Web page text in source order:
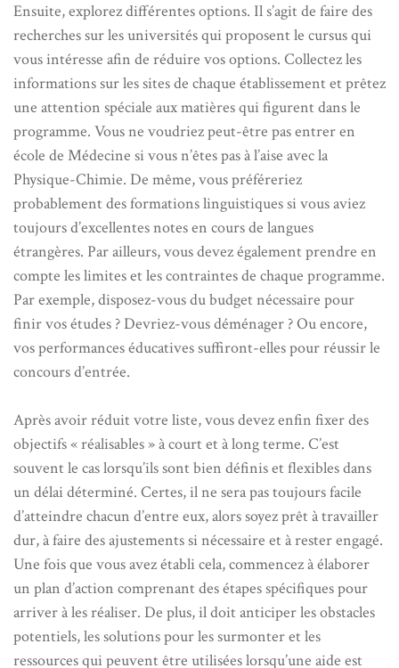
Ensuite, explorez différentes options. Il s’agit de faire des
recherches sur les universités qui proposent le cursus qui
vous intéresse afin de réduire vos options. Collectez les
informations sur les sites de chaque établissement et prêtez
une attention spéciale aux matières qui figurent dans le
programme. Vous ne voudriez peut-être pas entrer en
école de Médecine si vous n’êtes pas à l’aise avec la
Physique-Chimie. De même, vous préféreriez
probablement des formations linguistiques si vous aviez
toujours d’excellentes notes en cours de langues
étrangères. Par ailleurs, vous devez également prendre en
compte les limites et les contraintes de chaque programme.
Par exemple, disposez-vous du budget nécessaire pour
finir vos études ? Devriez-vous déménager ? Ou encore,
vos performances éducatives suffiront-elles pour réussir le
concours d’entrée.
Après avoir réduit votre liste, vous devez enfin fixer des
objectifs « réalisables » à court et à long terme. C’est
souvent le cas lorsqu’ils sont bien définis et flexibles dans
un délai déterminé. Certes, il ne sera pas toujours facile
d’atteindre chacun d’entre eux, alors soyez prêt à travailler
dur, à faire des ajustements si nécessaire et à rester engagé.
Une fois que vous avez établi cela, commencez à élaborer
un plan d’action comprenant des étapes spécifiques pour
arriver à les réaliser. De plus, il doit anticiper les obstacles
potentiels, les solutions pour les surmonter et les
ressources qui peuvent être utilisées lorsqu’une aide est